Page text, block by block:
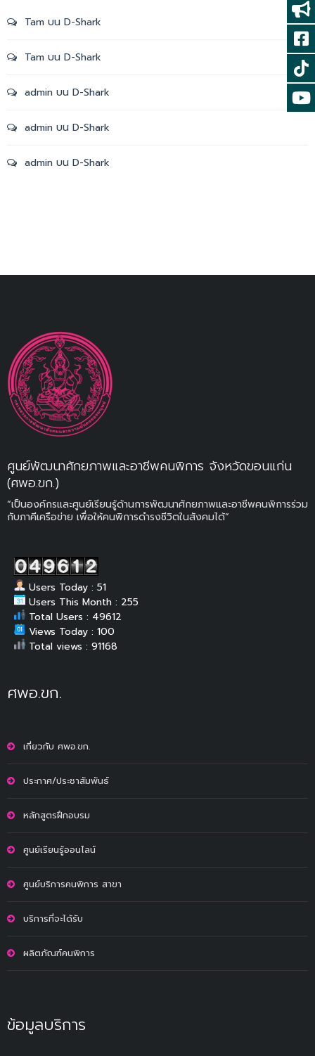
Tam บน D-Shark
Tam บน D-Shark
admin บน D-Shark
admin บน D-Shark
admin บน D-Shark
ศูนย์พัฒนาศักยภาพและอาชีพคนพิการ จังหวัดขอนแก่น
(ศพอ.ขก.)
“เป็นองค์กรและศูนย์เรียนรู้ด้านการพัฒนาศักยภาพและอาชีพคนพิการร่วม
กับภาคีเครือข่าย เพื่อให้คนพิการดำรงชีวิตในสังคมได้”
Users Today : 51
Users This Month : 255
Total Users : 49612
Views Today : 100
Total views : 91168
ศพอ.ขก.
เกี่ยวกับ ศพอ.ขก.
ประกาศ/ประชาสัมพันธ์
หลักสูตรฝึกอบรม
ศูนย์เรียนรู้ออนไลน์
ศูนย์บริการคนพิการ สาขา
บริการที่จะได้รับ
ผลิตภัณฑ์คนพิการ
ข้อมูลบริการ